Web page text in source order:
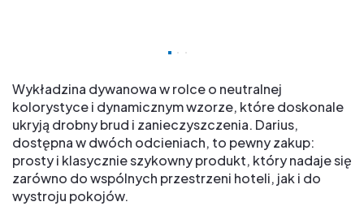
Wykładzina dywanowa w rolce o neutralnej
kolorystyce i dynamicznym wzorze, które doskonale
ukryją drobny brud i zanieczyszczenia. Darius,
dostępna w dwóch odcieniach, to pewny zakup:
prosty i klasycznie szykowny produkt, który nadaje się
zarówno do wspólnych przestrzeni hoteli, jak i do
wystroju pokojów.